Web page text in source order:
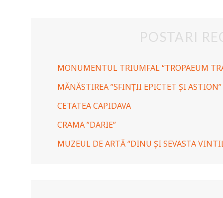
POSTARI
MONUMENTUL TRIUMFAL “TROPAEUM
MĂNĂSTIREA ”SFINȚII EPICTET ȘI ASTION”
CETATEA CAPIDAVA
CRAMA ”DARIE”
MUZEUL DE ARTĂ “DINU ȘI SEVASTA